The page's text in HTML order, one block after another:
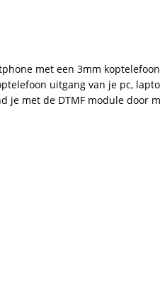
met een 3mm
uitgang van je pc,
je met de DTMF module door